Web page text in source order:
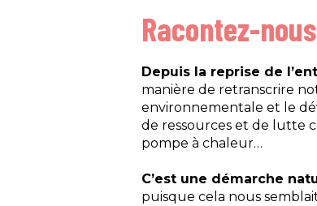
Racontez-
Depuis la reprise de
manière de retranscrire
environnementale et le
de ressources et de lutte
pompe à chaleur…
C’est une démarche
puisque cela nous